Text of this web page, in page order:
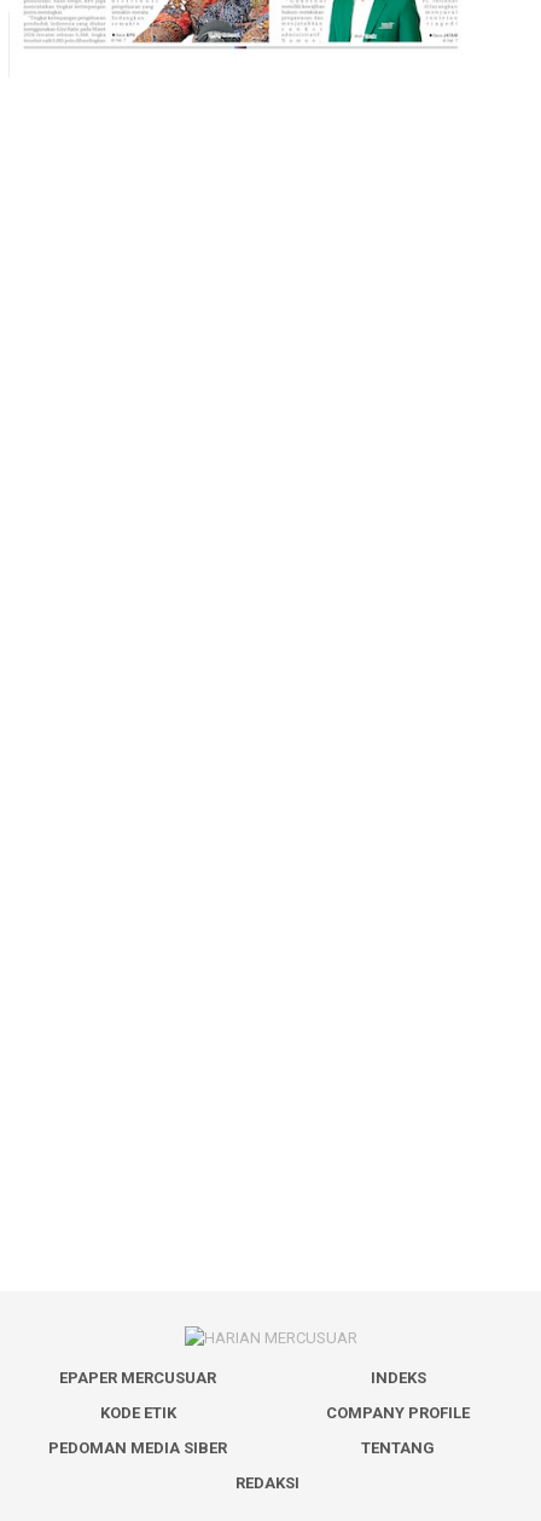
EPAPER MERCUSUAR
INDEKS
KODE ETIK
COMPANY PROFILE
PEDOMAN MEDIA SIBER
TENTANG
REDAKSI